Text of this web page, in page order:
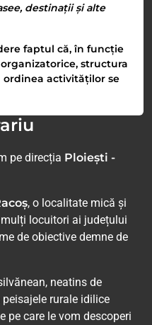
destinații și alte
faptul că, în funcție
structura
ordinea activităților se
pe direcția Ploiești -
, o localitate mică și
locuitori ai județului
de obiective demne de
neatins de
rurale idilice
pe care le vom descoperi